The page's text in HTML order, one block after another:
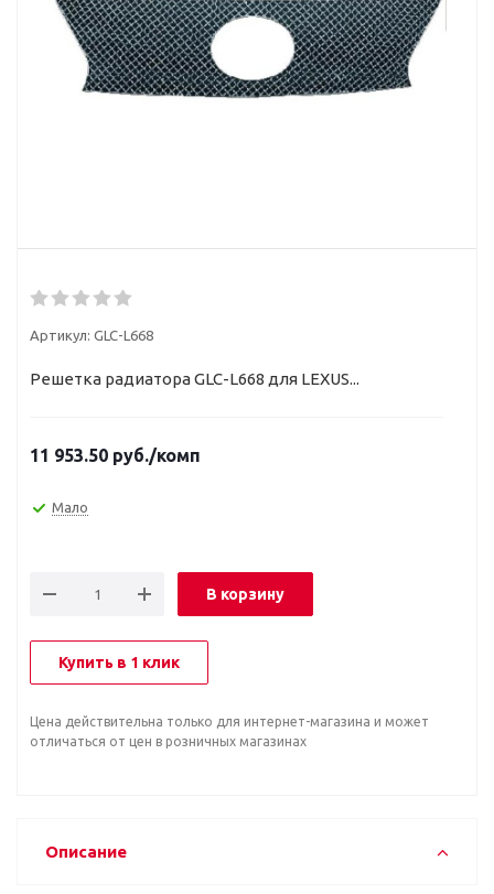
Артикул: GLC-L668
Решетка радиатора GLC-L668 для LEXUS...
11 953.50 руб./комп
Мало
В корзину
Купить в 1 клик
Цена действительна только для интернет-магазина и может
отличаться от цен в розничных магазинах
Описание